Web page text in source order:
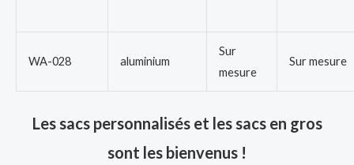
WA-028 aluminium
Sur
mesure
Sur mesure
Les sacs personnalisés et les sacs en gros
sont les bienvenus !